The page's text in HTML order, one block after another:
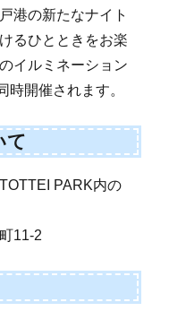
港の新たなナイト
るひとときをお楽
イルミネーション
時開催されます。
て
PARK内の
11-2